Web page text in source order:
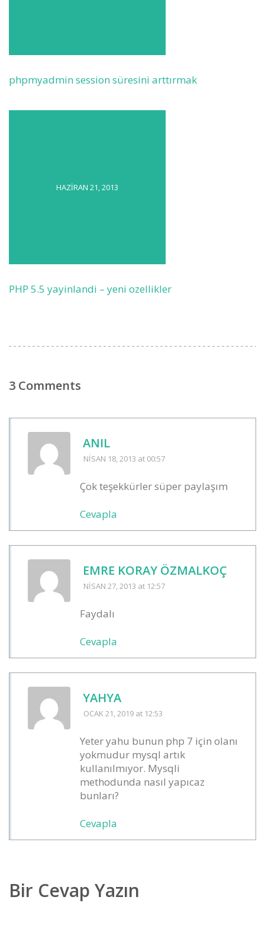
phpmyadmin session süresini arttırmak
HAZIRAN 21, 2013
PHP 5.5 yayinlandi – yeni ozellikler
3 Comments
ANIL
NISAN 18, 2013 at 00:57
Çok teşekkürler süper paylaşım
Cevapla
EMRE KORAY ÖZMALKOÇ
NISAN 27, 2013 at 12:57
Faydalı
Cevapla
YAHYA
OCAK 21, 2019 at 12:53
Yeter yahu bunun php 7 için olanı
yokmudur mysql artık
kullanılmıyor. Mysqli
methodunda nasıl yapıcaz
bunları?
Cevapla
Bir Cevap Yazın